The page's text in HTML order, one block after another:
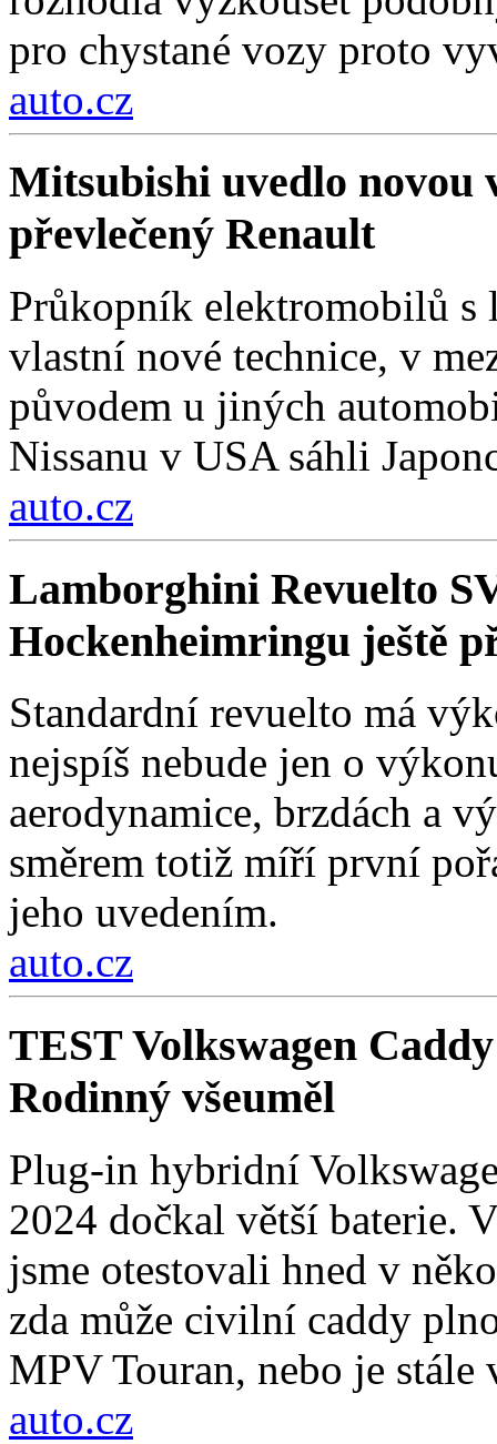
pro chystané vozy proto
auto.cz
Mitsubishi uvedlo novou
převlečený Renault
Průkopník elektromobilů s
vlastní nové technice, v
původem u jiných
Nissanu v USA sáhli
auto.cz
Lamborghini Revuelto
Hockenheimringu ještě
Standardní revuelto má
nejspíš nebude jen o
aerodynamice, brzdách a
směrem totiž míří první
jeho uvedením.
auto.cz
TEST Volkswagen
Rodinný všeuměl
Plug-in hybridní
2024 dočkal větší baterie.
jsme otestovali hned v
zda může civilní caddy
MPV Touran, nebo je
auto.cz